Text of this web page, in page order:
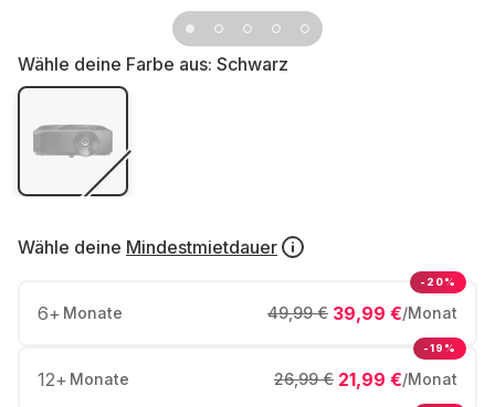
Wähle deine Farbe aus: Schwarz
Wähle deine Mindestmietdauer
6+ Monate 39,99 €/Monat
49,99 €
-20%
12+ Monate 21,99 €/Monat
26,99 €
-19%